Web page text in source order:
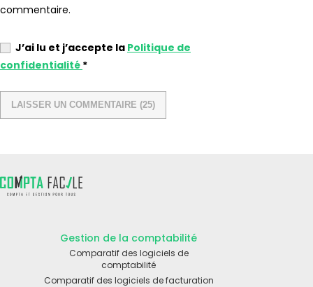
commentaire.
J’ai lu et j’accepte la Politique de
confidentialité *
Gestion de la comptabilité
Comparatif des logiciels de
comptabilité
Comparatif des logiciels de facturation